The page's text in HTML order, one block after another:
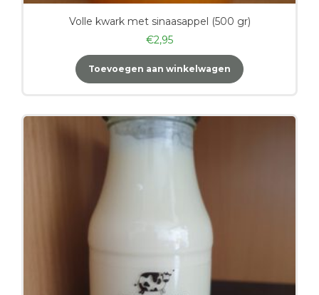
Volle kwark met sinaasappel (500 gr)
€2,95
Toevoegen aan winkelwagen